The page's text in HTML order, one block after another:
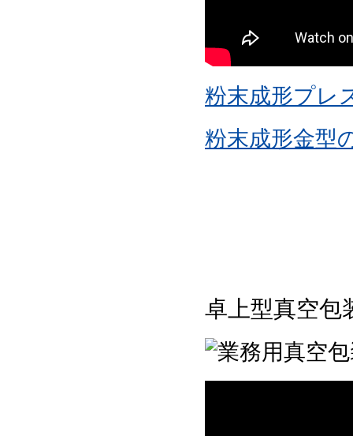
粉末成形プレ
粉末成形金型
卓上型真空包